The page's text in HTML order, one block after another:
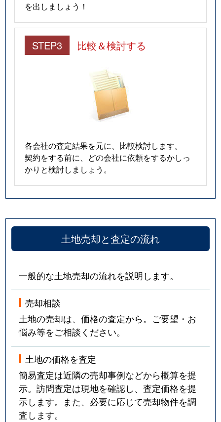
を出しましょう！
STEP3 比較＆検討する
各会社の査定結果を元に、比較検討します。
契約をする前に、どの会社に依頼をするかしっ
かりと検討しましょう。
土地売却と査定の流れ
一般的な土地売却の流れを説明します。
売却相談
土地の売却は、価格の査定から。ご要望・お
悩み等をご相談ください。
土地の価格を査定
簡易査定は近隣の売却事例などから概算を提
示。訪問査定は現地を確認し、査定価格を提
示します。また、必要に応じて売却物件を調
査します。